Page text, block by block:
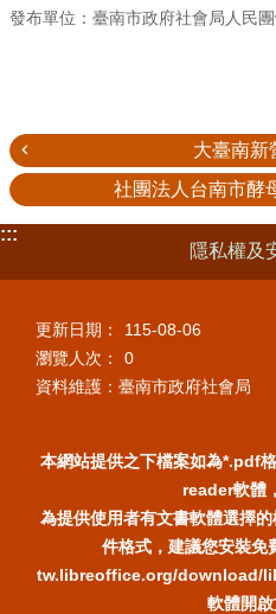
發布單位：臺南市政府社會局人民
大臺南新
社團法人台南市酵
:::
隱私權及
更新日期：
115-08-06
瀏覽人次：
0
資料維護：臺南市政府社會局
本網站提供之下檔案如為*.pdf
reader軟體
為提供使用者有文書軟體選擇
件格式，建議您安裝
tw.libreoffice.org/download/
軟體開啟